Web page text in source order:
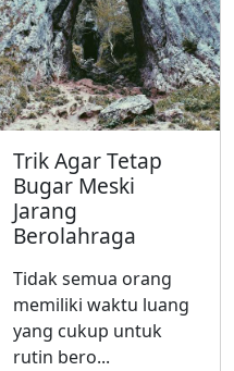
Trik Agar Tetap
Bugar Meski
Jarang
Berolahraga
Tidak semua orang
memiliki waktu luang
yang cukup untuk
rutin bero...